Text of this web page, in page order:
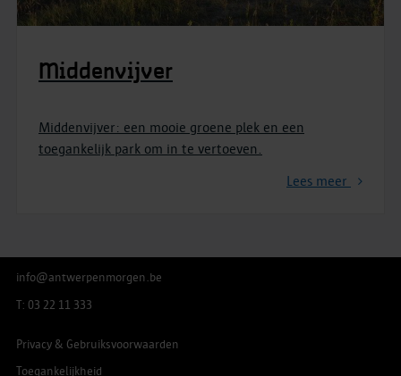
Middenvijver
Middenvijver: een mooie groene plek en een
toegankelijk park om in te vertoeven.
Lees meer
info@antwerpenmorgen.be
T: 03 22 11 333
Privacy & Gebruiksvoorwaarden
Toegankelijkheid